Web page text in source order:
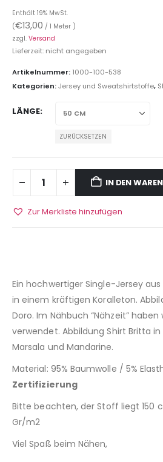
Enthält 19% MwSt.
(€13,00 / 1 Meter )
zzgl. Versand
Lieferzeit: nicht angegeben
Artikelnummer: 1000-100-538
Kategorien:Jersey und Sweatshirtstoffe,
LÄNGE
ZURÜCKSETZEN
IN DEN
Zur Merkliste hinzufügen
Ein hochwertiger Single-Jersey
in einem kräftigen Koralleton.
Doro. Im Nähbuch “Nähzeit”
verwendet. Abbildung Shirt Britta
Marsala und Mandarine.
Material: 95% Baumwolle / 5%
Zertifizierung
Bitte beachten, der Stoff liegt 150
Gr/m2
Viel Spaß beim Nähen,